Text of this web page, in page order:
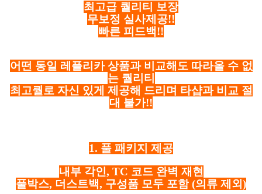
최고급 퀄리티 보장
무보정 실사제공!!
빠른 피드백!!
어떤 동일 레플리카 상품과 비교해도 따라올 수 없
는 퀄리티
최고퀄로 자신 있게 제공해 드리며 타샵과 비교 절
대 불가!!
1. 풀 패키지 제공
내부 각인, TC 코드 완벽 재현
풀박스, 더스트백, 구성품 모두 포함 (의류 제외)